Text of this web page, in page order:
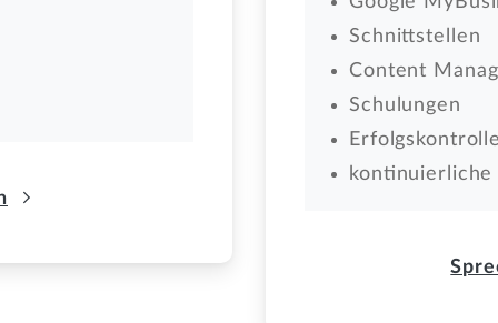
Schnittstellen
Content
Schulungen